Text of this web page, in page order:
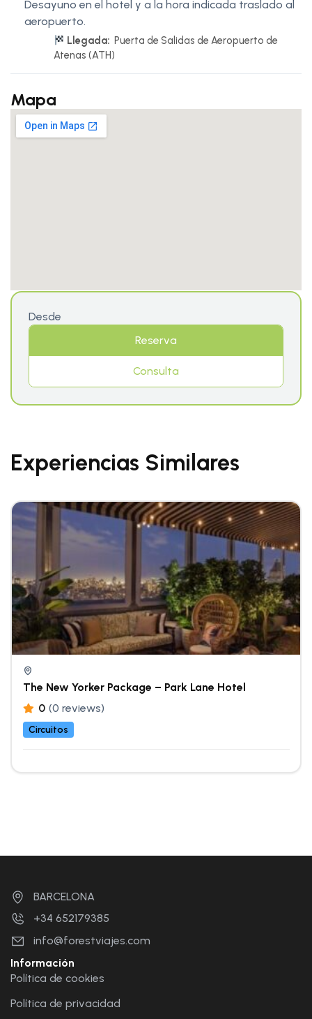
Desayuno en el hotel y a la hora indicada traslado al
aeropuerto.
Llegada: Puerta de Salidas de Aeropuerto de
Atenas (ATH)
Mapa
Desde
Reserva
Consulta
Experiencias Similares
The New Yorker Package – Park Lane Hotel
0 (0 reviews)
Circuitos
BARCELONA
+34 652179385
info@forestviajes.com
Información
Política de cookies
Política de privacidad